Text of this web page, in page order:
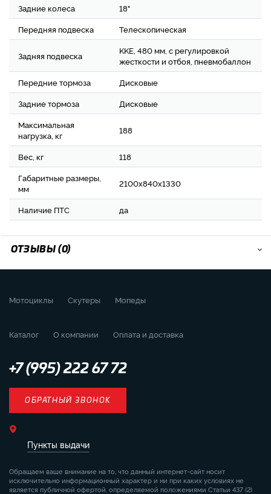
Задние колеса
18"
Передняя подвеска
Телескопическая
Задняя подвеска
KKE, 480 мм, с регулировкой
жесткости и отбоя, пневмобаллон
Передние тормоза
Дисковые
Задние тормоза
Дисковые
Максимальная
нагрузка, кг
188
Вес, кг
118
Габаритные размеры,
мм
2100х840х1330
Наличие ПТС да
ОТЗЫВЫ (0)
Мотоциклы Скутеры Мопеды
Каталог О компании Оплата и доставка
+7 (995) 222 67 72
ОБРАТНЫЙ ЗВОНОК
Пункты выдачи
Обращаем ваше внимание на то, что данный интернет-сайт носит
исключительно информационный характер и ни при каких условиях не
является публичной офертой, определяемой положениями Статьи 437 (2)